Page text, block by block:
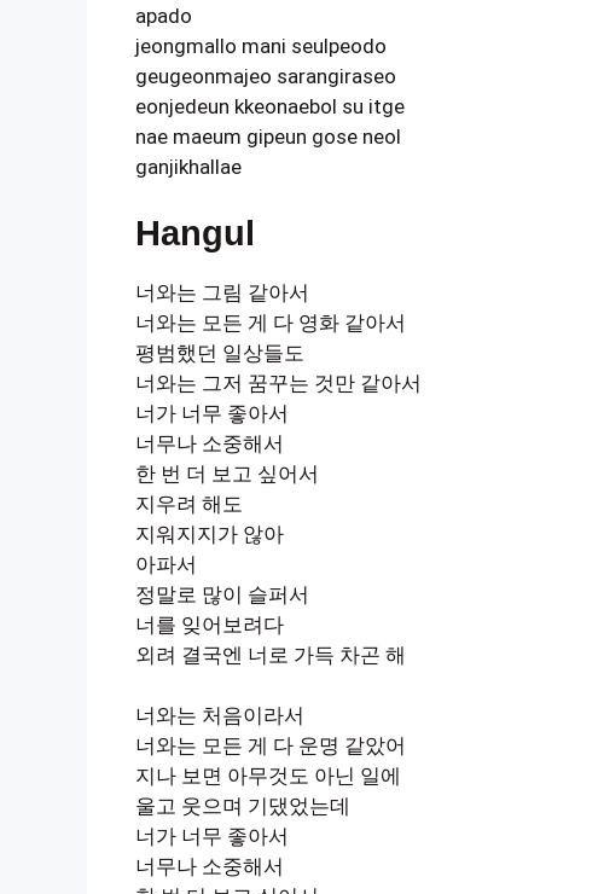
apado
jeongmallo mani seulpeodo
geugeonmajeo sarangiraseo
eonjedeun kkeonaebol su itge
nae maeum gipeun gose neol
ganjikhallae
Hangul
너와는 그림 같아서
너와는 모든 게 다 영화 같아서
평범했던 일상들도
너와는 그저 꿈꾸는 것만 같아서
너가 너무 좋아서
너무나 소중해서
한 번 더 보고 싶어서
지우려 해도
지워지지가 않아
아파서
정말로 많이 슬퍼서
너를 잊어보려다
외려 결국엔 너로 가득 차곤 해
너와는 처음이라서
너와는 모든 게 다 운명 같았어
지나 보면 아무것도 아닌 일에
울고 웃으며 기댔었는데
너가 너무 좋아서
너무나 소중해서